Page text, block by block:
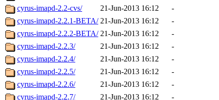
cyrus-imapd-2.2-cvs/
21-Jun-2013 16:12
-
cyrus-imapd-2.2.1-BETA/ 21-Jun-2013 16:12
-
cyrus-imapd-2.2.2-BETA/ 21-Jun-2013 16:12
-
cyrus-imapd-2.2.3/
21-Jun-2013 16:12
-
cyrus-imapd-2.2.4/
21-Jun-2013 16:12
-
cyrus-imapd-2.2.5/
21-Jun-2013 16:12
-
cyrus-imapd-2.2.6/
21-Jun-2013 16:12
-
cyrus-imapd-2.2.7/
21-Jun-2013 16:12
-